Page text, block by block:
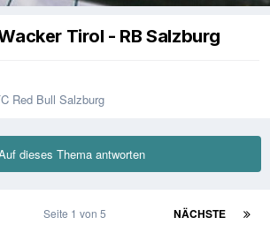
Tirol - RB Salzburg
Red Bull Salzburg
dieses Thema antworten
NÄCHSTE
Seite 1 von 5